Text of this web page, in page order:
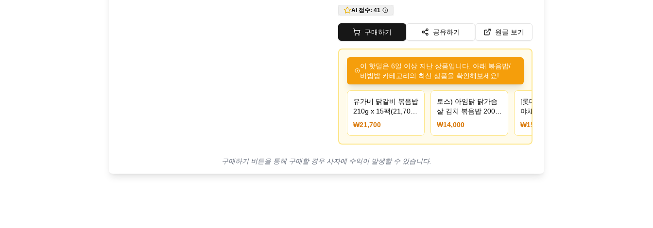
AI 점수: 41
구매하기 공유하기 원글 보기
이 핫딜은 6일 이상 지난 상품입니다. 아래 볶음밥/
비빔밥 카테고리의 최신 상품을 확인해보세요!
유가네 닭갈비 볶음밥
210g x 15팩(21,700/
무료)
₩21,700
토스) 아임닭 닭가슴
살 김치 볶음밥 200g
20개
₩14,000
[롯데온] 천일식품 햄
야채볶음밥 300g 5+5
봉 외 (15,740원) (무
₩15,740
구매하기 버튼을 통해 구매할 경우 사자에 수익이 발생할 수 있습니다.